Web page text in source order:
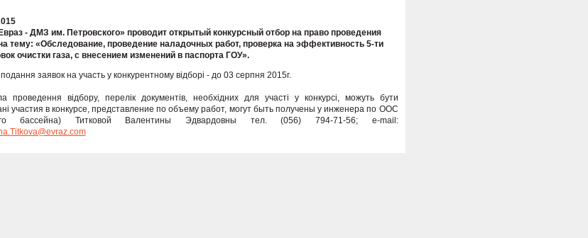
- ДМЗ им. Петровского» проводит открытый конкурсный отбор на право проведения
тему: «Обследование, проведение наладочных работ, проверка на эффективность 5-ти
очистки газа, с внесением изменений в паспорта ГОУ».
заявок на участь у конкурентному відборі - до 03 серпня 2015г.
проведення відбору, перелік документів, необхідних для участі у конкурсі, можуть бути
участия в конкурсе, представление по объему работ, могут быть получены у инженера по ООС
бассейна) Титковой Валентины Эдвардовны тел. (056) 794-71-56; e-mail: